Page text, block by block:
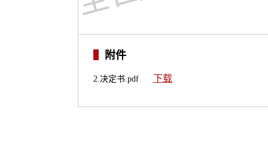
附件
2.决定书.pdf 下载